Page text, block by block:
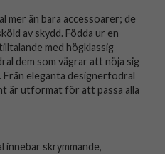
mer än bara accessoarer; de
av skydd. Födda ur en
med högklassig
dem som vägrar att nöja sig
eleganta designerfodral
är utformat för att passa alla
innebar skrymmande,